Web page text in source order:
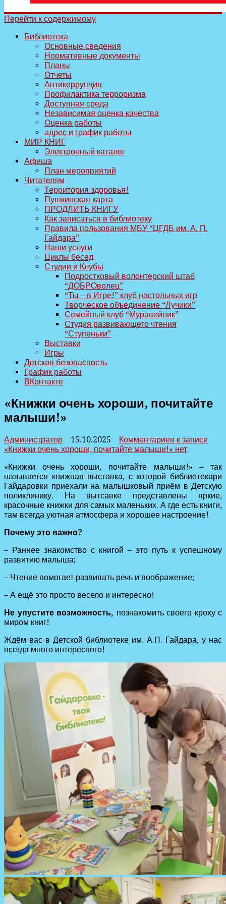
Перейти к содержимому
Библиотека
Основные сведения
Нормативные документы
Планы
Отчеты
Антикоррупция
Профилактика терроризма
Доступная среда
Независимая оценка качества
Оценка работы
адрес и график работы
МИР КНИГ
Электронный каталог
Афиша
План мероприятий
Читателям
Территория здоровья!
Пушкинская карта
ПРОДЛИТЬ КНИГУ
Как записаться в библиотеку
Правила пользования МБУ “ЦГДБ им. А. П.
Гайдара”
Наши услуги
Циклы бесед
Студии и Клубы
Подростковый волонтерский штаб
“ДОБРОволец”
“Ты – в Игре!” клуб настольных игр
Творческое объединение “Лучики”
Семейный клуб “Муравейник”
Студия развивающего чтения
“Ступеньки”
Выставки
Игры
Детская безопасность
График работы
ВКонтакте
«Книжки очень хороши, почитайте
малыши!»
Администратор 15.10.2025 Комментариев к записи
«Книжки очень хороши, почитайте малыши!» нет
«Книжки очень хороши, почитайте малыши!» – так
называется книжная выставка, с которой библиотекари
Гайдаровки приехали на малышковый приём в Детскую
поликлинику. На вытсавке представлены яркие,
красочные книжки для самых маленьких. А где есть книги,
там всегда уютная атмосфера и хорошее настроение!
Почему это важно?
– Раннее знакомство с книгой – это путь к успешному
развитию малыша;
– Чтение помогает развивать речь и воображение;
– А ещё это просто весело и интересно!
Не упустите возможность, познакомить своего кроху с
миром книг!
Ждём вас в Детской библиотеке им. А.П. Гайдара, у нас
всегда много интересного!